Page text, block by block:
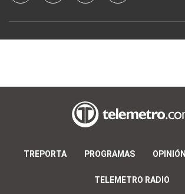
TREPORTA PROGRAMAS OPINIÓN
TELEMETRO RADIO